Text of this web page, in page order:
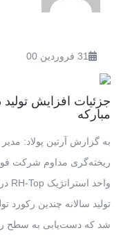
31 فروردین 00
مبارکه
به گزارش آرتین پولاد: مدیر
ریخته‌گری مداوم شرکت